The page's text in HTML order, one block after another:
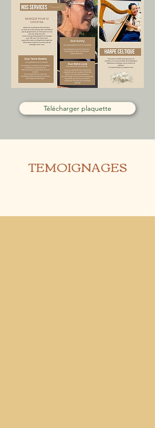
Télécharger plaquette
TEMOIGNAGES